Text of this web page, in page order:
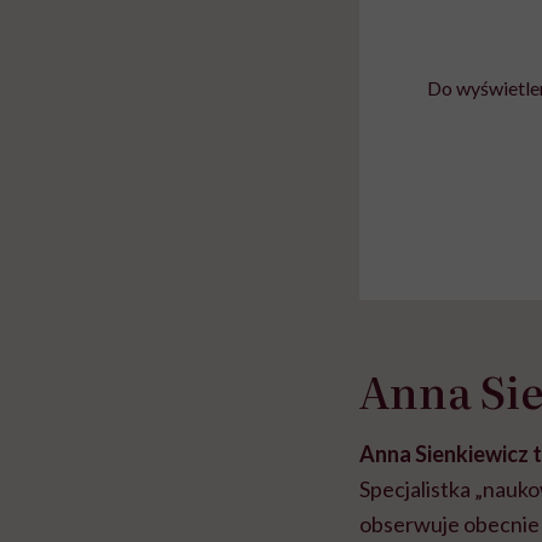
Do
Anna
Anna Sienkiewicz
Specjalistka
obserwuje